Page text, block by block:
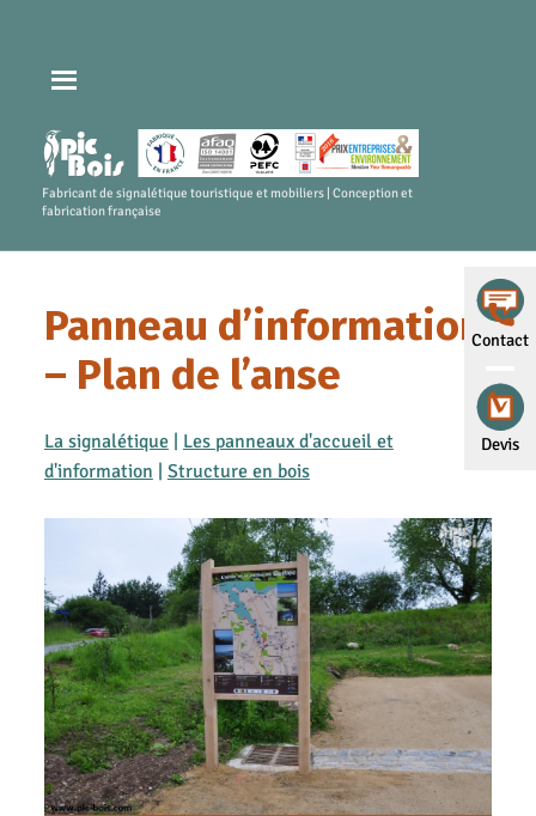
Contact
Devis
Fabricant de signalétique touristique et mobiliers | Conception et
fabrication française
Panneau d’information
– Plan de l’anse
La signalétique| Les panneaux d'accueil et
d'information | Structure en bois